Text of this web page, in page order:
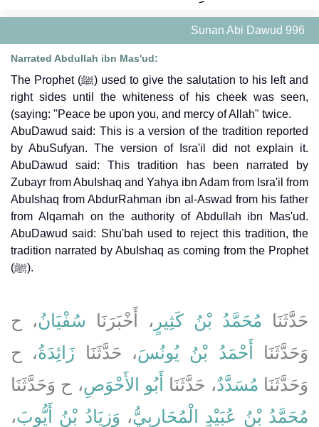
Sunan Abi Dawud 996
Narrated Abdullah ibn Mas'ud:
The Prophet (ﷺ) used to give the salutation to his left and
right sides until the whiteness of his cheek was seen,
(saying: "Peace be upon you, and mercy of Allah" twice.
AbuDawud said: This is a version of the tradition reported
by AbuSufyan. The version of Isra'il did not explain it.
AbuDawud said: This tradition has been narrated by
Zubayr from AbuIshaq and Yahya ibn Adam from Isra'il from
AbuIshaq from AbdurRahman ibn al-Aswad from his father
from Alqamah on the authority of Abdullah ibn Mas'ud.
AbuDawud said: Shu'bah used to reject this tradition, the
tradition narrated by AbuIshaq as coming from the Prophet
(ﷺ).
حَدَّثَنَا مُحَمَّدُ بْنُ كَثِيرٍ ، أَخْبَرَنَا سُفْيَانُ، ح
وَحَدَّثَنَا
أَحْمَدُ بْنُ يُونُسَ، حَدَّثَنَا زَائِدَةُ، ح
وَحَدَّثَنَا مُسَدَّدٌ، حَدَّثَنَا أَبُو الأَحْوَصِ، ح وَحَدَّثَنَا
مُحَمَّدُ بْنُ عُبَيْدٍ الْمُحَارِبِيُّ، وَزِيَادُ بْنُ أَيُّوبَ،